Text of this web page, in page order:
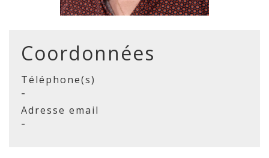
Coordonnées
Téléphone(s)
-
Adresse email
-